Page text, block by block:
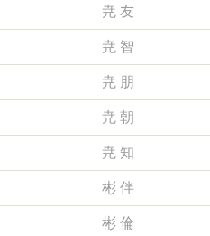
尭 友
尭 智
尭 朋
尭 朝
尭 知
彬 伴
彬 倫